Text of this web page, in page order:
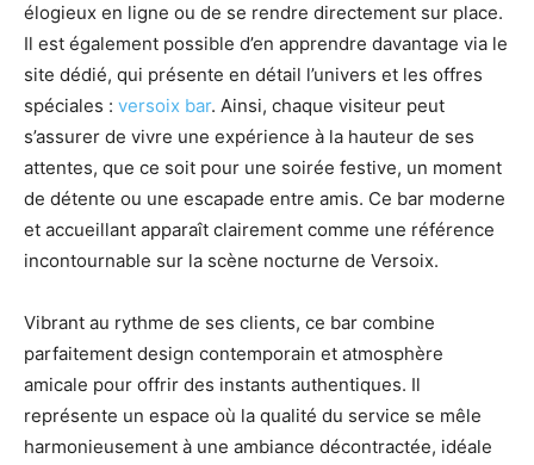
élogieux en ligne ou de se rendre directement sur place.
Il est également possible d’en apprendre davantage via le
site dédié, qui présente en détail l’univers et les offres
spéciales : versoix bar. Ainsi, chaque visiteur peut
s’assurer de vivre une expérience à la hauteur de ses
attentes, que ce soit pour une soirée festive, un moment
de détente ou une escapade entre amis. Ce bar moderne
et accueillant apparaît clairement comme une référence
incontournable sur la scène nocturne de Versoix.
Vibrant au rythme de ses clients, ce bar combine
parfaitement design contemporain et atmosphère
amicale pour offrir des instants authentiques. Il
représente un espace où la qualité du service se mêle
harmonieusement à une ambiance décontractée, idéale